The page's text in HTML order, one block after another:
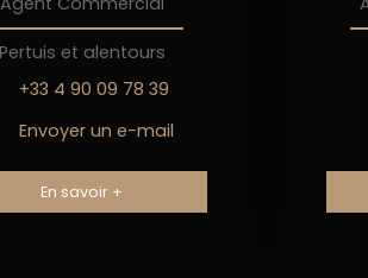
et alentours
+33 4 90 09 78 39
Envoyer un e-mail
En savoir +